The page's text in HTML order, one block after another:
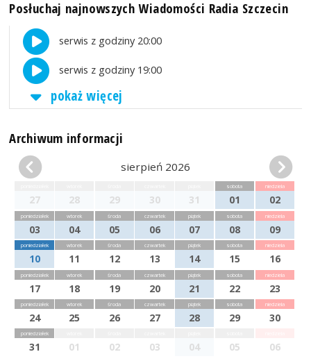
Posłuchaj najnowszych Wiadomości Radia Szczecin
serwis z godziny 20:00
serwis z godziny 19:00
pokaż więcej
Archiwum informacji
sierpień 2026
27 28 29 30 31
sobota
01
niedziela
02
poniedziałek
03
wtorek
04
środa
05
czwartek
06
piątek
07
sobota
08
niedziela
09
poniedziałek
10
wtorek
11
środa
12
czwartek
13
piątek
14
sobota
15
niedziela
16
poniedziałek
17
wtorek
18
środa
19
czwartek
20
piątek
21
sobota
22
niedziela
23
poniedziałek
24
wtorek
25
środa
26
czwartek
27
piątek
28
sobota
29
niedziela
30
poniedziałek
31 01 02 03 04 05 06